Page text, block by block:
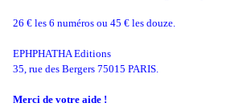
26 € les 6 numéros ou 45 € les douze.
EPHPHATHA Editions
35, rue des Bergers 75015 PARIS.
Merci de votre aide !